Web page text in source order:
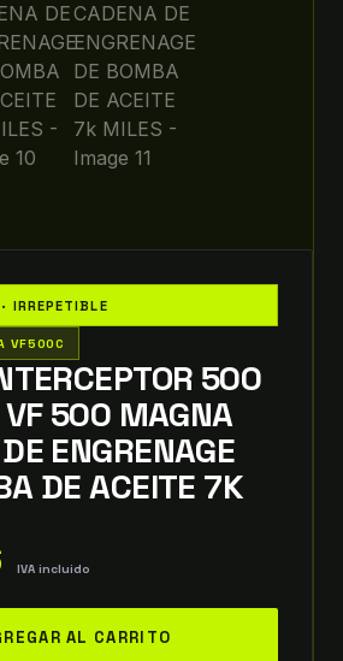
IRREPETIBLE
VF500C
500
500 MAGNA
ENGRENAGE
DE ACEITE 7K
IVA incluido
AL CARRITO